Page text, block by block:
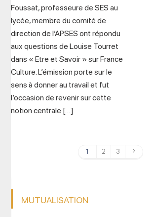
Foussat, professeure de SES au
lycée, membre du comité de
direction de l’APSES ont répondu
aux questions de Louise Tourret
dans « Etre et Savoir » sur France
Culture. L’émission porte sur le
sens à donner au travail et fut
l’occasion de revenir sur cette
notion centrale […]
1 2 3
MUTUALISATION